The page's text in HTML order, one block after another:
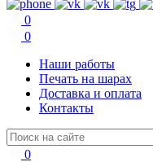
0
0
Наши работы
Печать на шарах
Доставка и оплата
Контакты
0